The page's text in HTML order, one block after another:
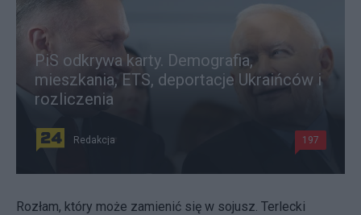
PiS odkrywa karty. Demografia,
mieszkania, ETS, deportacje Ukraińców i
rozliczenia
Redakcja 197
Rozłam, który może zamienić się w sojusz. Terlecki